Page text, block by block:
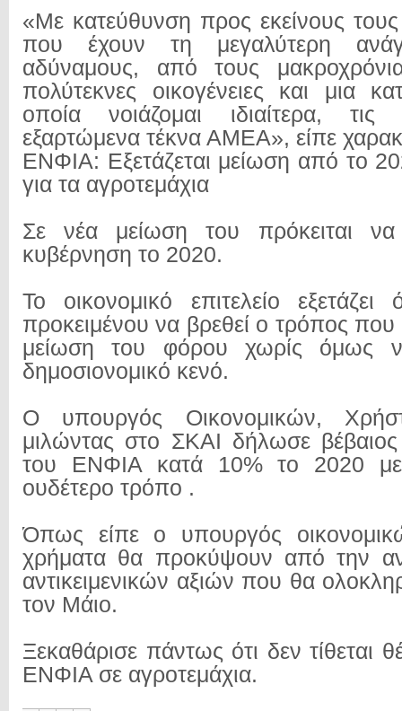
«Με κατεύθυνση προς εκείνους
που έχουν τη μεγαλύτερη
αδύναμους, από τους
πολύτεκνες οικογένειες και μια
οποία νοιάζομαι ιδιαίτερα, τις
εξαρτώμενα τέκνα ΑΜΕΑ», είπε
ΕΝΦΙΑ: Εξετάζεται μείωση από το
για τα αγροτεμάχια
Σε νέα μείωση του πρόκειται
κυβέρνηση το 2020.
Το οικονομικό επιτελείο
προκειμένου να βρεθεί ο τρόπος
μείωση του φόρου χωρίς όμως
δημοσιονομικό κενό.
Ο υπουργός Οικονομικών,
μιλώντας στο ΣΚΑΙ δήλωσε
του ΕΝΦΙΑ κατά 10% το 2020 με
ουδέτερο τρόπο .
Όπως είπε ο υπουργός
χρήματα θα προκύψουν από την
αντικειμενικών αξιών που θα
τον Μάιο.
Ξεκαθάρισε πάντως ότι δεν τίθεται
ΕΝΦΙΑ σε αγροτεμάχια.